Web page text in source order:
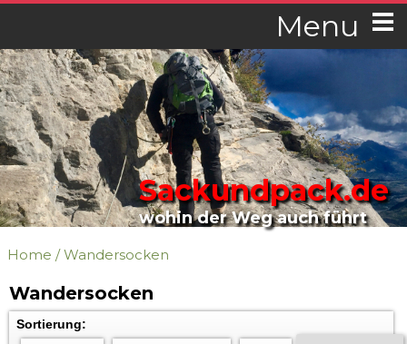
Menu
Sackundpack.de
wohin der Weg auch führt
Home /Wandersocken
Wandersocken
Sortierung: